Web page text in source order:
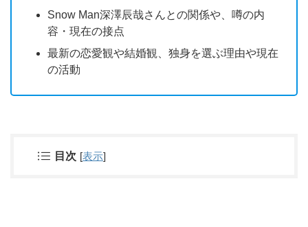
Snow Man深澤辰哉さんとの関係や、噂の内
容・現在の接点
最新の恋愛観や結婚観、独身を選ぶ理由や現在
の活動
目次 [表示]